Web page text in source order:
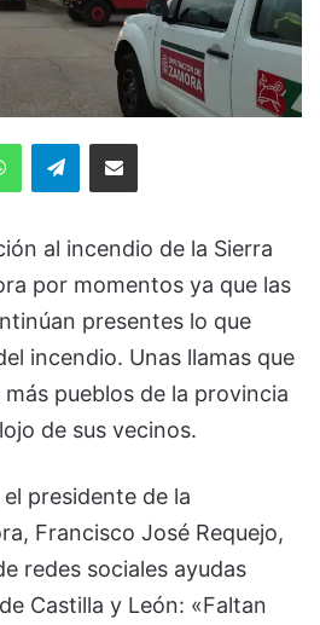
WhatsAppTelegramCompartir via Email
al incendio de la Sierra
por momentos ya que las
presentes lo que
incendio. Unas llamas que
pueblos de la provincia
de sus vecinos.
presidente de la
Francisco José Requejo,
redes sociales ayudas
Castilla y León: «Faltan